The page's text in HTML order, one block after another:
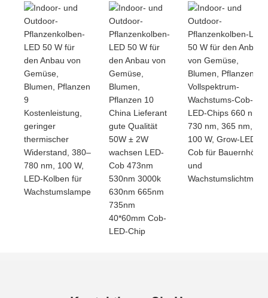
Kostenleistung,
geringer
thermischer
Widerstand, 380–
780 nm, 100 W,
LED-Kolben für
Wachstumslampe
China Lieferant
gute Qualität
50W ± 2W
wachsen LED-
Cob 473nm
530nm 3000k
630nm 665nm
735nm
40*60mm Cob-
LED-Chip
Vollspektrum-
Wachstums-Cob-
LED-Chips 660 nm,
730 nm, 365 nm,
100 W, Grow-LED-
Cob für Bauernhöfe
und
Wachstumslichtmarkt